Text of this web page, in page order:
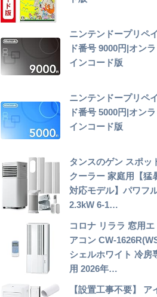
ニンテンドープリペイ
ド番号 9000円|オンラ
インコード版
ニンテンドープリペイ
ド番号 5000円|オンラ
インコード版
タンスのゲン スポッ
クーラー 家庭用【猛
対応モデル】パワフ
2.3kW 6-1…
コロナ リララ 窓用エ
アコン CW-
シェルホワイト 冷房
用 2026年…
【設置工事不要】 ア